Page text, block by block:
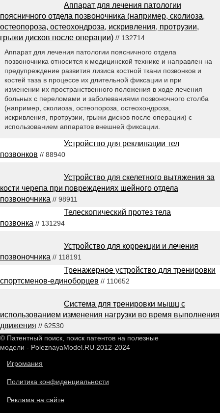
Аппарат для лечения патологии
поясничного отдела позвоночника (например, сколиоза,
остеопороза, остеохондроза, искривления, протрузии,
грыжи дисков после операции) // 132714
Аппарат для лечения патологии поясничного отдела
позвоночника относится к медицинской технике и направлен на
предупреждение развития лизиса костной ткани позвонков и
костей таза в процессе их длительной фиксации и при
изменении их пространственного положения в ходе лечения
больных с переломами и заболеваниями позвоночного столба
(например, сколиоза, остеопороза, остеохондроза,
искривления, протрузии, грыжи дисков после операции) с
использованием аппаратов внешней фиксации.
Устройство для реклинации тел
позвонков // 88940
Устройство для скелетного вытяжения за
кости черепа при повреждениях шейного отдела
позвоночника // 98911
Телескопический протез тела
позвонка // 131294
Устройство для коррекции и лечения
позвоночника // 118191
Тренажерное устройство для тренировки
спортсменов-единоборцев // 110652
Система для тренировки мышц с
использованием изменения нагрузки во время выполнения
движения // 62530
© Патентный поиск, поиск патентов на полезные
модели - PoleznayaModel.RU 2012-2024
Игромания
Политика конфиденциальности
Реклама на сайте